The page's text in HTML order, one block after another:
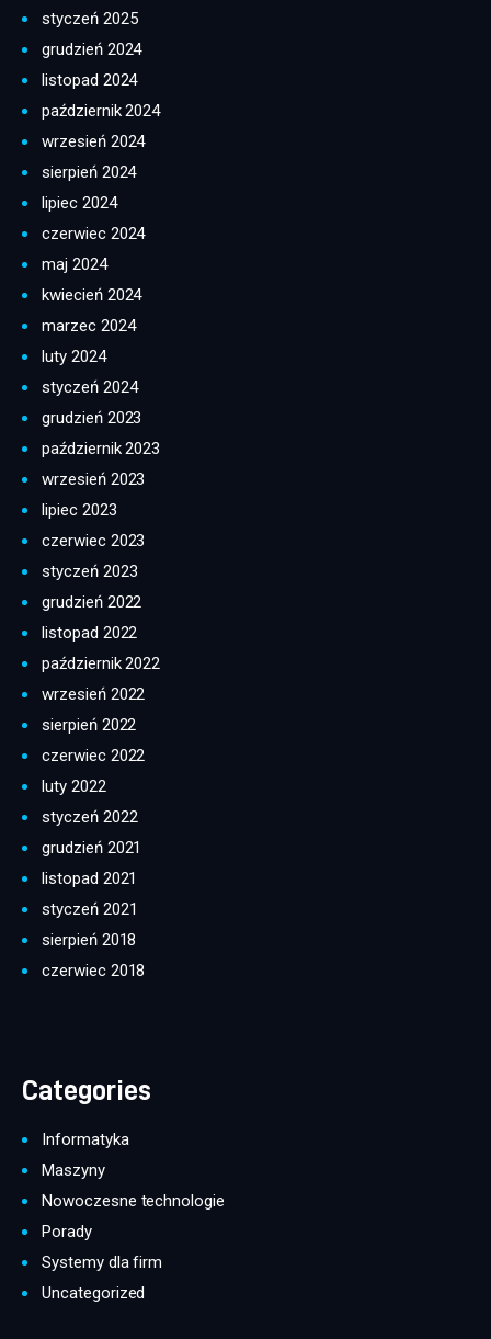
styczeń 2025
grudzień 2024
listopad 2024
październik 2024
wrzesień 2024
sierpień 2024
lipiec 2024
czerwiec 2024
maj 2024
kwiecień 2024
marzec 2024
luty 2024
styczeń 2024
grudzień 2023
październik 2023
wrzesień 2023
lipiec 2023
czerwiec 2023
styczeń 2023
grudzień 2022
listopad 2022
październik 2022
wrzesień 2022
sierpień 2022
czerwiec 2022
luty 2022
styczeń 2022
grudzień 2021
listopad 2021
styczeń 2021
sierpień 2018
czerwiec 2018
Categories
Informatyka
Maszyny
Nowoczesne technologie
Porady
Systemy dla firm
Uncategorized